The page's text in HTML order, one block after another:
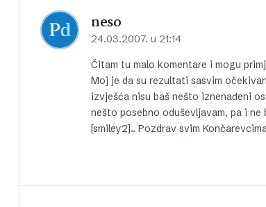
neso
24.03.2007. u 21:14
Čitam tu malo komentare i mogu
Moj je da su rezultati sasvim
izvješća nisu baš nešto iznenađeni
nešto posebno oduševljavam, pa i
[smiley2].. Pozdrav svim